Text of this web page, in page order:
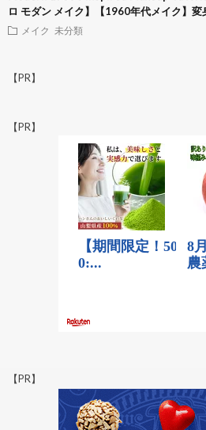
ロ モダン メイク】【1960年代メイク】変
メイク 未分類
【PR】
【PR】
【PR】